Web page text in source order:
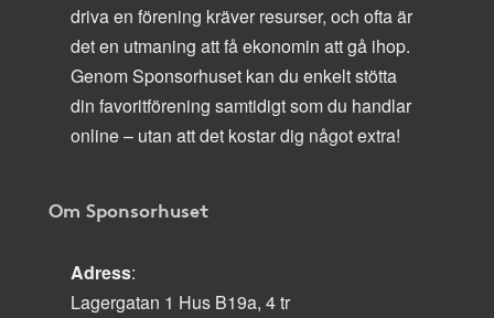
driva en förening kräver resurser, och ofta är
det en utmaning att få ekonomin att gå ihop.
Genom Sponsorhuset kan du enkelt stötta
din favoritförening samtidigt som du handlar
online – utan att det kostar dig något extra!
Om Sponsorhuset
Adress:
Lagergatan 1 Hus B19a, 4 tr